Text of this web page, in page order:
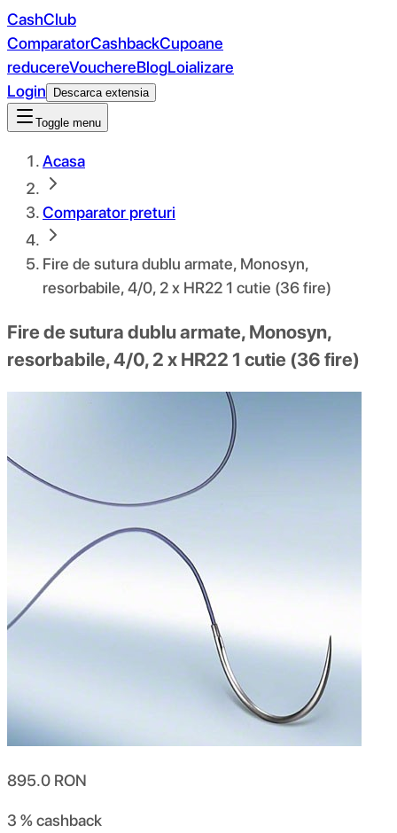
CashClub
ComparatorCashbackCupoane
reducereVouchereBlogLoializare
Login
Descarca extensia
Toggle menu
Acasa
Comparator preturi
Fire de sutura dublu armate, Monosyn,
resorbabile, 4/0, 2 x HR22 1 cutie (36 fire)
Fire de sutura dublu armate, Monosyn,
resorbabile, 4/0, 2 x HR22 1 cutie (36 fire)
895.0 RON
3 %cashback